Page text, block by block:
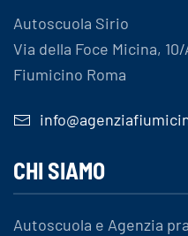
Autoscuola Sirio
Via della Foce Micina, 10/
Fiumicino Roma
CHI SIAMO
Autoscuola e Agenzia